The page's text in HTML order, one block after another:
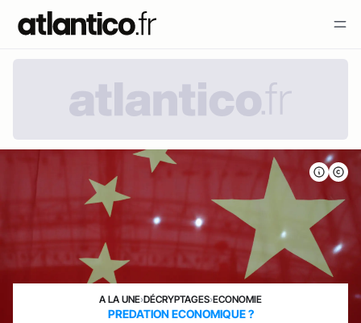
A LA UNE›DÉCRYPTAGES›ECONOMIE
PREDATION ECONOMIQUE ?